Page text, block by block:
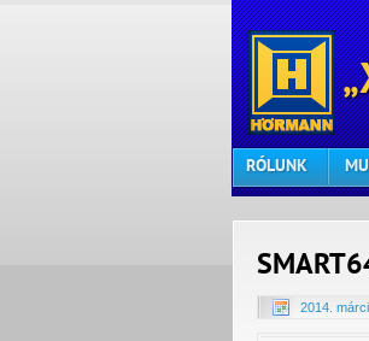
RÓLUNK
2014.